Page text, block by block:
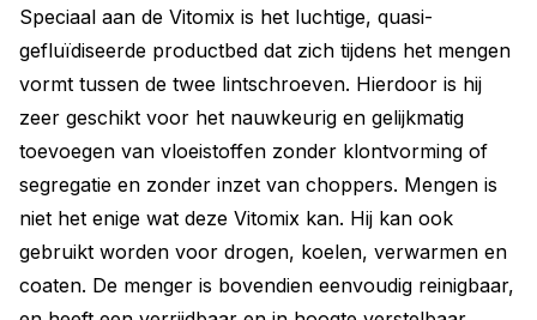
Speciaal aan de Vitomix is het luchtige, quasi-
gefluïdiseerde productbed dat zich tijdens het mengen
vormt tussen de twee lintschroeven. Hierdoor is hij
zeer geschikt voor het nauwkeurig en gelijkmatig
toevoegen van vloeistoffen zonder klontvorming of
segregatie en zonder inzet van choppers. Mengen is
niet het enige wat deze Vitomix kan. Hij kan ook
gebruikt worden voor drogen, koelen, verwarmen en
coaten. De menger is bovendien eenvoudig reinigbaar,